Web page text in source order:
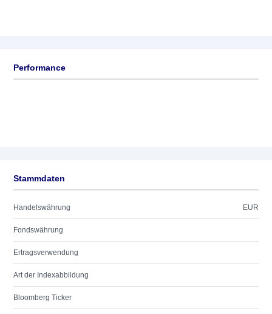
Performance
Stammdaten
Handelswährung EUR
Fondswährung
Ertragsverwendung
Art der Indexabbildung
Bloomberg Ticker